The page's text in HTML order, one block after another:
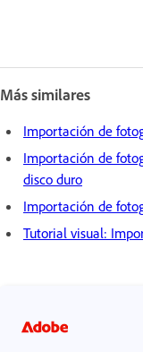
Más similares
Importación de
Importación de
disco duro
Importación de
Tutorial visual: